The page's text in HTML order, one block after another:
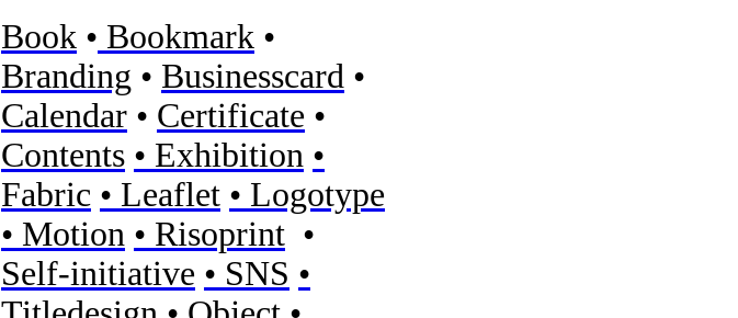
Book • Bookmark •
Branding • Businesscard •
Calendar• Certificate •
Contents • Exhibition •
Fabric • Leaflet • Logotype
• Motion • Risoprint•
Self-initiative • SNS •